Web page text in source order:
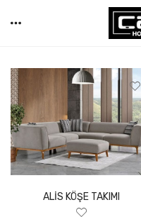
ALİS KÖŞE TAKIMI